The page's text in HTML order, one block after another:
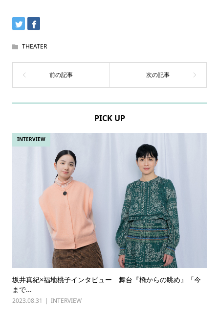
THEATER
PICK UP
INTERVIEW
坂井真紀×福地桃子インタビュー 舞台『橋からの眺め』「今
まで...
2023.08.31 INTERVIEW